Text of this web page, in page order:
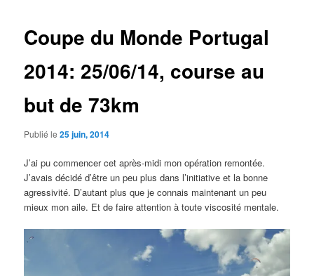
Coupe du Monde Portugal
2014: 25/06/14, course au
but de 73km
Publié le25 juin, 2014
J’ai pu commencer cet après-midi mon opération remontée.
J’avais décidé d’être un peu plus dans l’initiative et la bonne
agressivité. D’autant plus que je connais maintenant un peu
mieux mon aile. Et de faire attention à toute viscosité mentale.